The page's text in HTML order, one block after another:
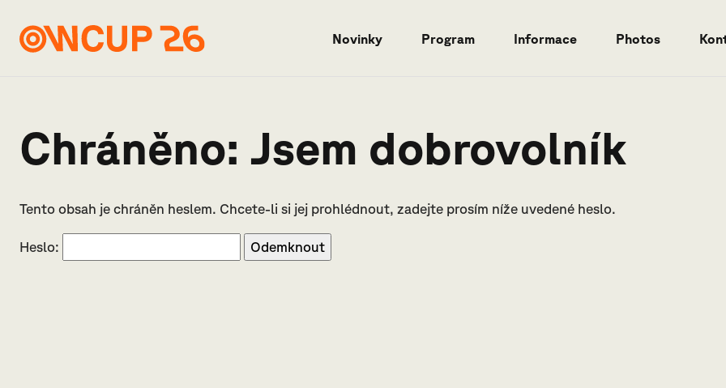
Novinky Program Informace Photos
Chráněno: Jsem dobrovolník
Tento obsah je chráněn heslem. Chcete-li si jej prohlédnout, zadejte prosím níže uvedené heslo.
Heslo: